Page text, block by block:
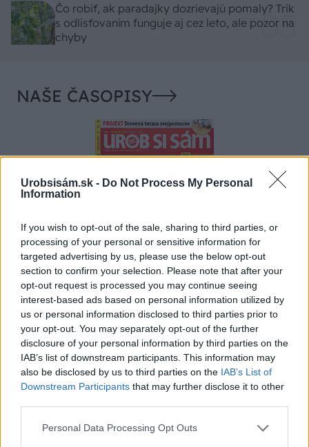
Urobsisám.sk - Do Not Process My Personal
Information
If you wish to opt-out of the sale, sharing to third parties, or
processing of your personal or sensitive information for
targeted advertising by us, please use the below opt-out
section to confirm your selection. Please note that after your
opt-out request is processed you may continue seeing
interest-based ads based on personal information utilized by
us or personal information disclosed to third parties prior to
your opt-out. You may separately opt-out of the further
disclosure of your personal information by third parties on the
IAB’s list of downstream participants. This information may
also be disclosed by us to third parties on the IAB’s List of
Downstream Participants that may further disclose it to other
Please note that this website/app uses one or more Google
Personal Data Processing Opt Outs
Čo robiť, ak paradajky dozrievajú pomaly? Trik
s odlisťovaním funguje aj cez leto, ale pozor na
chyby
NAŠE ČASOPISY
UROB SI SÁM 7-8/2026
KDE SA DISKUTUJE
Vnútorné žalúzie sú v 40-stupňových horúčavách pasca:
Akurát ten problém doma riešime na oknách z južnej
tienenia na spôsob markízy 250x150cm. Čínsky